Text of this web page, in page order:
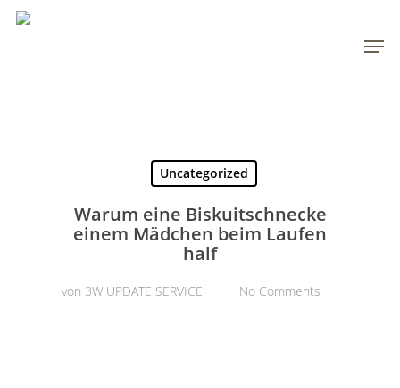
Skip
Uncategorized
Warum eine Biskuitschnecke
einem Mädchen beim Laufen
half
von 3W UPDATE SERVICE No Comments